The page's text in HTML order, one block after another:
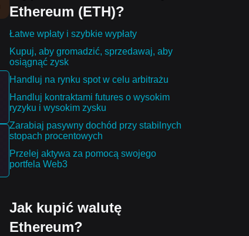
Ethereum (ETH)?
Łatwe wpłaty i szybkie wypłaty
Kupuj, aby gromadzić, sprzedawaj, aby
osiągnąć zysk
Handluj na rynku spot w celu arbitrażu
Handluj kontraktami futures o wysokim
ryzyku i wysokim zysku
Zarabiaj pasywny dochód przy stabilnych
stopach procentowych
Przelej aktywa za pomocą swojego
portfela Web3
Jak kupić walutę
Ethereum?